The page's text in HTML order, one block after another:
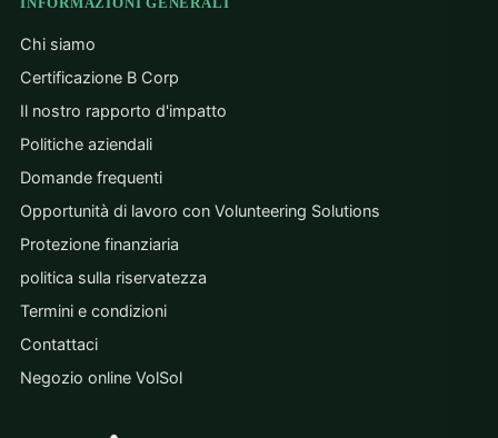
Chi siamo
Certificazione B Corp
Il nostro rapporto d'impatto
Politiche aziendali
Domande frequenti
Opportunità di lavoro con Volunteering Solutions
Protezione finanziaria
politica sulla riservatezza
Termini e condizioni
Contattaci
Negozio online VolSol